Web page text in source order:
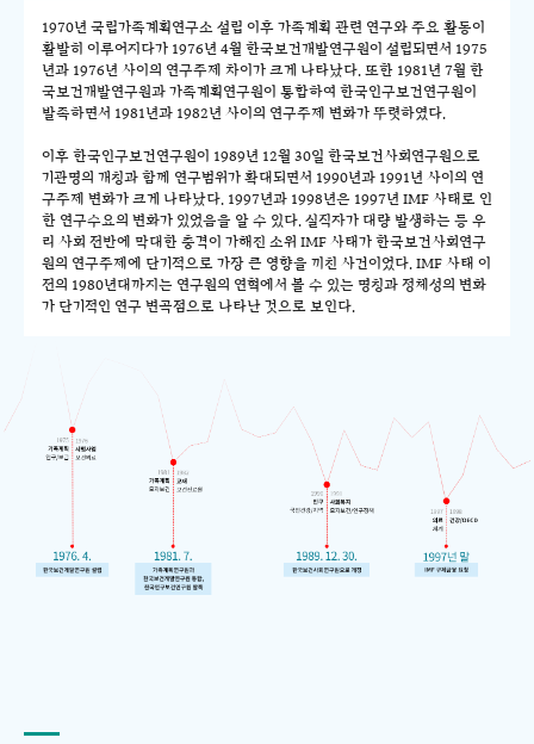
1970년 국립가족계획연구소 설립 이후 가족계획 관련 연구와 주요 활동이
활발히 이루어지다가 1976년 4월 한국보건개발연구원이 설립되면서 1975
년과 1976년 사이의 연구주제 차이가 크게 나타났다. 또한 1981년 7월 한
국보건개발연구원과 가족계획연구원이 통합하여 한국인구보건연구원이
발족하면서 1981년과 1982년 사이의 연구주제 변화가 뚜렷하였다.
이후 한국인구보건연구원이 1989년 12월 30일 한국보건사회연구원으로
기관명의 개칭과 함께 연구범위가 확대되면서 1990년과 1991년 사이의 연
구주제 변화가 크게 나타났다. 1997년과 1998년은 1997년 IMF 사태로 인
한 연구수요의 변화가 있었음을 알 수 있다. 실직자가 대량 발생하는 등 우
리 사회 전반에 막대한 충격이 가해진 소위 IMF 사태가 한국보건사회연구
원의 연구주제에 단기적으로 가장 큰 영향을 끼친 사건이었다. IMF 사태 이
전의 1980년대까지는 연구원의 연혁에서 볼 수 있는 명칭과 정체성의 변화
가 단기적인 연구 변곡점으로 나타난 것으로 보인다.